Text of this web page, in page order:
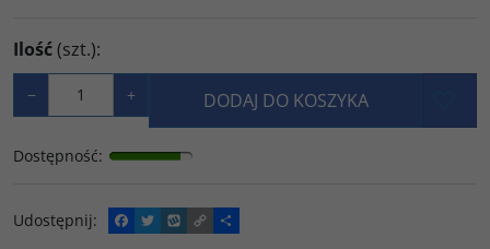
Ilość(szt.):
− + DODAJ DO KOSZYKA
Dostępność:
Udostępnij:
F
a
T
w
W
y
C
o
P
o